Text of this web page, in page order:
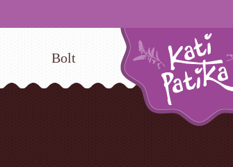
Bolt